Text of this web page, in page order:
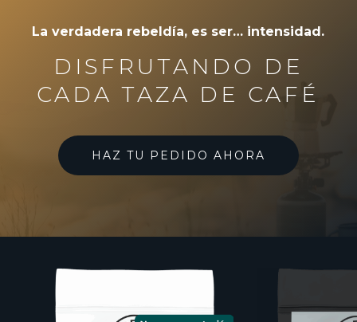
La verdadera rebeldía, es ser… intensidad.
DISFRUTANDO DE
CADA TAZA DE CAFÉ
HAZ TU PEDIDO AHORA